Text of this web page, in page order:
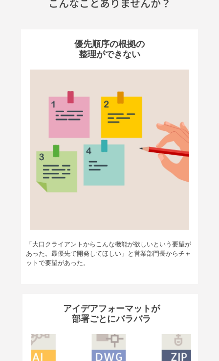
こんなことありませんか？
優先順序の根拠の
整理ができない
「大口クライアントからこんな機能が欲しいという要望が
あった。最優先で開発してほしい」と営業部門長からチャ
ットで要望があった。
アイデアフォーマットが
部署ごとにバラバラ